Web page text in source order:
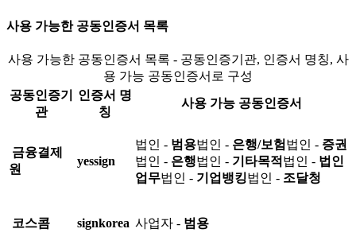
사용 가능한 공동인증서 목록
사용 가능한 공동인증서 목록 - 공동인증기관, 인증서 명칭, 사
용 가능 공동인증서로 구성
공동인증기
관
인증서 명
칭
사용 가능 공동인증서
금융결제
원
yessign
법인 - 범용법인 - 은행/보험 법인 - 증권
법인 - 은행법인 - 기타목적 법인 - 법인
업무법인 - 기업뱅킹법인 - 조달청
코스콤 signkorea 사업자 - 범용